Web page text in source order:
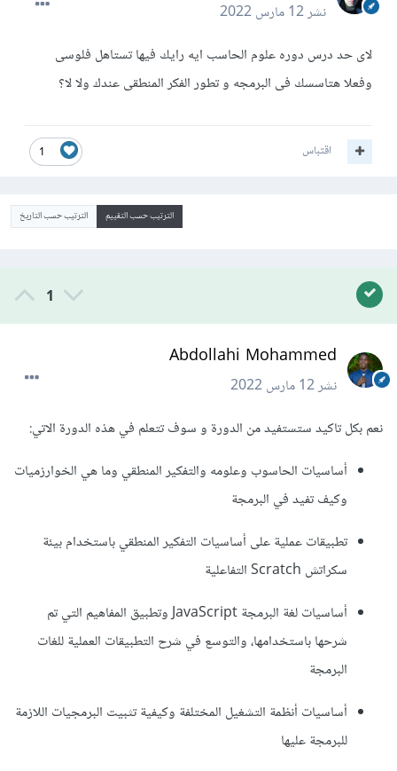
نشر12 مارس 2022
لاى حد درس دوره علوم الحاسب ايه رايك فيها تستاهل فلوسى
وفعلا هتاسسك فى البرمجه و تطور الفكر المنطقى عندك ولا لا؟
1 اقتباس
الترتيب حسب التقييم الترتيب حسب التاريخ
1
Abdollahi Mohammed
نشر12 مارس 2022
نعم بكل تاكيد ستستفيد من الدورة و سوف تتعلم في هذه الدورة الاتي:
أساسيات الحاسوب وعلومه والتفكير المنطقي وما هي الخوارزميات
وكيف تفيد في البرمجة
تطبيقات عملية على أساسيات التفكير المنطقي باستخدام بيئة
سكراتش Scratch التفاعلية
أساسيات لغة البرمجة JavaScript وتطبيق المفاهيم التي تم
شرحها باستخدامها، والتوسع في شرح التطبيقات العملية للغات
البرمجة
أساسيات أنظمة التشغيل المختلفة وكيفية تثبيت البرمجيات اللازمة
للبرمجة عليها